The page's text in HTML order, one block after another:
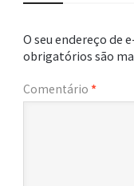
O seu endereço de
obrigatórios são
Comentário *